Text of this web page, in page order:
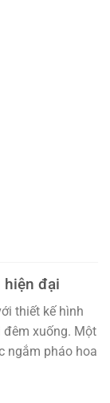
hiện đại
thiết kế hình
đêm xuống. Một
ngắm pháo hoa